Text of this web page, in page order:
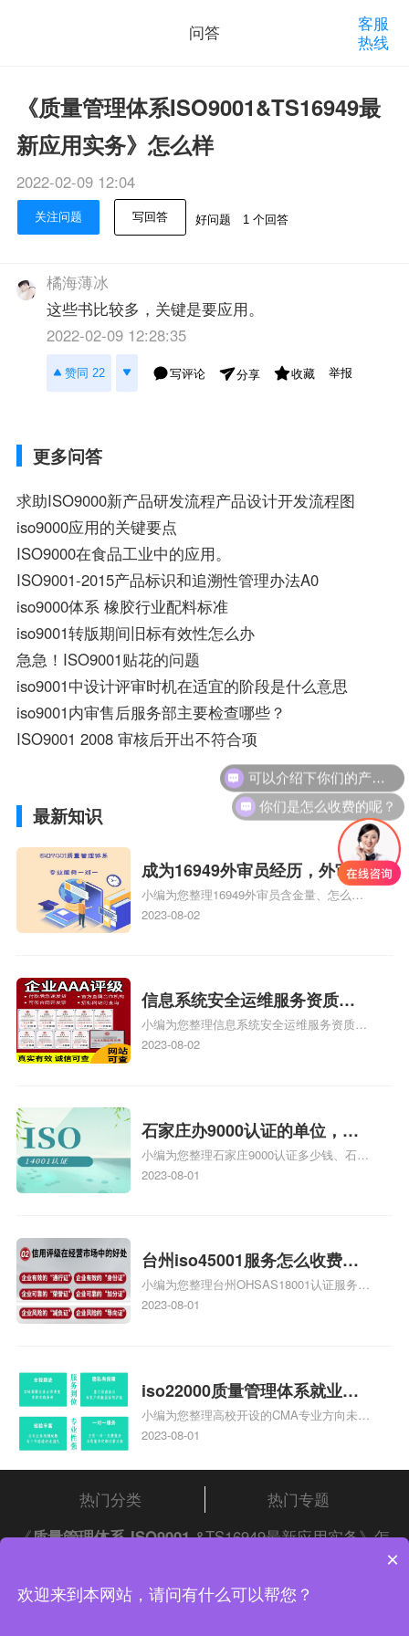
问答
客服
热线
《质量管理体系ISO9001&TS16949最
新应用实务》怎么样
2022-02-09 12:04
关注问题 写回答 好问题 1 个回答
橘海薄冰
这些书比较多，关键是要应用。
2022-02-09 12:28:35
赞同 22 写评论 分享 收藏 举报
更多问答
求助ISO9000新产品研发流程产品设计开发流程图
iso9000应用的关键要点
ISO9000在食品工业中的应用。
ISO9001-2015产品标识和追溯性管理办法A0
iso9000体系 橡胶行业配料标准
iso9001转版期间旧标有效性怎么办
急急！ISO9001贴花的问题
iso9001中设计评审时机在适宜的阶段是什么意思
iso9001内审售后服务部主要检查哪些？
ISO9001 2008 审核后开出不符合项
最新知识
成为16949外审员经历，外审员
16949
小编为您整理16949外审员含金量、怎么才
能成为注册的TS16949:2009的外审员、我
2023-08-02
信息系统安全运维服务资质二
级费用，信息系统安全运维服
务资质二级
小编为您整理信息系统安全运维服务资质认
证证书机构有哪些、安全运维服务资质的费
体系认证知识，详情可查看下方正文！
2023-08-02
石家庄办9000认证的单位，石
家庄9000认证的公司
小编为您整理石家庄9000认证多少钱、石家
庄9000认证价格多少钱、石家庄9000认证
2023-08-01
台州iso45001服务怎么收费，
台州iso45001认证服务怎么收
费
小编为您整理台州OHSAS18001认证服务中
心哪家收费便宜、台州ISO9000认证，哪个
标准是什么相关iso体系认证知识，详情可
查看下方正文！
2023-08-01
iso22000质量管理体系就业方
向，质量管理与认证就业方向
小编为您整理高校开设的CMA专业方向未来
就业前景及就业方向如何、cma就业方向有
和cma未来就业方向、大学生考完cma，就
哪些就业方向相关iso体系认证知识，详情
可查看下方正文！
2023-08-01
热门分类
热门专题
《质量管理体系 ISO9001 &TS16949最新应用实务》怎
中证集团体系认证 版权所有 Copyright © 2022
可以介绍下你们的产品么？
你们是怎么收费的呢？
×
欢迎来到本网站，请问有什么可以帮您？